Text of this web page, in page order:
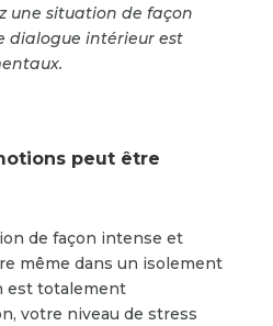
une situation de façon
dialogue intérieur est
peut être
de façon intense et
même dans un isolement
est totalement
votre niveau de stress